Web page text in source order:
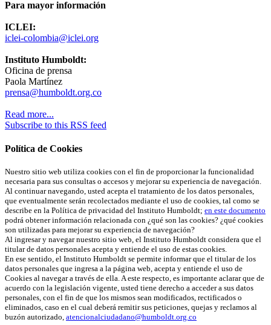
Para mayor información
ICLEI:
iclei-colombia@iclei.org
Instituto Humboldt:
Oficina de prensa
Paola Martínez
prensa@humboldt.org.co
Read more...
Subscribe to this RSS feed
Política de Cookies
Nuestro sitio web utiliza cookies con el fin de proporcionar la funcionalidad
necesaria para sus consultas o accesos y mejorar su experiencia de navegación.
Al continuar navegando, usted acepta el tratamiento de los datos personales,
que eventualmente serán recolectados mediante el uso de cookies, tal como se
describe en la Política de privacidad del Instituto Humboldt; en este documento
podrá obtener información relacionada con ¿qué son las cookies? ¿qué cookies
son utilizadas para mejorar su experiencia de navegación?
Al ingresar y navegar nuestro sitio web, el Instituto Humboldt considera que el
titular de datos personales acepta y entiende el uso de estas cookies.
En ese sentido, el Instituto Humboldt se permite informar que el titular de los
datos personales que ingresa a la página web, acepta y entiende el uso de
Cookies al navegar a través de ella. A este respecto, es importante aclarar que de
acuerdo con la legislación vigente, usted tiene derecho a acceder a sus datos
personales, con el fin de que los mismos sean modificados, rectificados o
eliminados, caso en el cual deberá remitir sus peticiones, quejas y reclamos al
buzón autorizado, atencionalciudadano@humboldt.org.co